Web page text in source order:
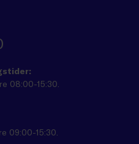
08:00-15:30.
09:00-15:30.